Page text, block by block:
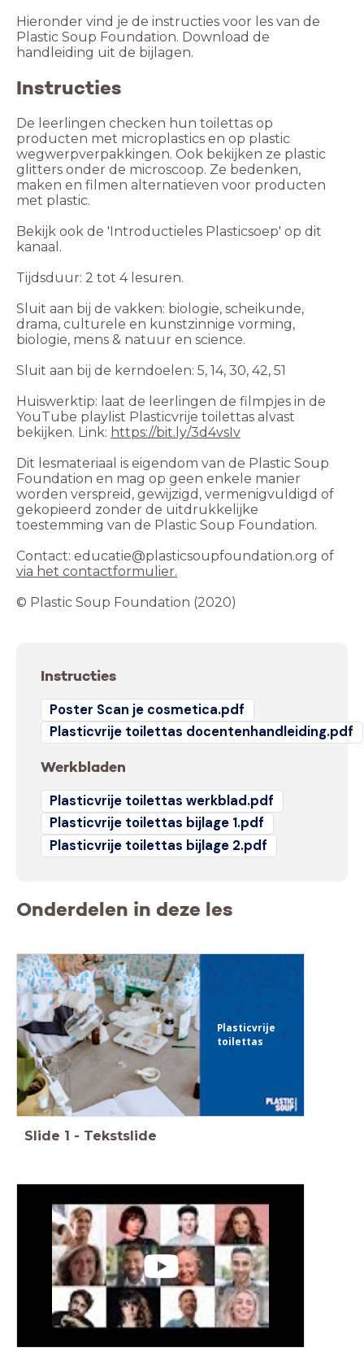
Hieronder vind je de instructies voor les van de
Plastic Soup Foundation. Download de
handleiding uit de bijlagen.
Instructies
De leerlingen checken hun toilettas op
producten met microplastics en op plastic
wegwerpverpakkingen. Ook bekijken ze plastic
glitters onder de microscoop. Ze bedenken,
maken en filmen alternatieven voor producten
met plastic.
Bekijk ook de 'Introductieles Plasticsoep' op dit
kanaal.
Tijdsduur: 2 tot 4 lesuren.
Sluit aan bij de vakken: biologie, scheikunde,
drama, culturele en kunstzinnige vorming,
biologie, mens & natuur en science.
Sluit aan bij de kerndoelen: 5, 14, 30, 42, 51
Huiswerktip: laat de leerlingen de filmpjes in de
YouTube playlist Plasticvrije toilettas alvast
bekijken. Link: https://bit.ly/3d4vsIv
Dit lesmateriaal is eigendom van de Plastic Soup
Foundation en mag op geen enkele manier
worden verspreid, gewijzigd, vermenigvuldigd of
gekopieerd zonder de uitdrukkelijke
toestemming van de Plastic Soup Foundation.
Contact: educatie@plasticsoupfoundation.org of
via het contactformulier.
©️ Plastic Soup Foundation (2020)
Instructies
Poster Scan je cosmetica.pdf
Plasticvrije toilettas docentenhandleiding.pdf
Werkbladen
Plasticvrije toilettas werkblad.pdf
Plasticvrije toilettas bijlage 1.pdf
Plasticvrije toilettas bijlage 2.pdf
Onderdelen in deze les
Plasticvrije
toilettas
Slide 1 - Tekstslide